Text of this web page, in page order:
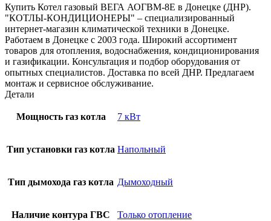
Купить Котел газовый ВЕГА АОГВМ-8Е в Донецке (ДНР).
"КОТЛЫ-КОНДИЦИОНЕРЫ" – специализированный
интернет-магазин климатической техники в Донецке.
Работаем в Донецке с 2003 года. Широкий ассортимент
товаров для отопления, водоснабжения, кондиционирования
и газификации. Консультация и подбор оборудования от
опытных специалистов. Доставка по всей ДНР. Предлагаем
монтаж и сервисное обслуживание.
Детали
Мощность газ котла 7 кВт
Тип установки газ котла Напольный
Тип дымохода газ котла Дымоходный
Наличие контура ГВС Только отопление